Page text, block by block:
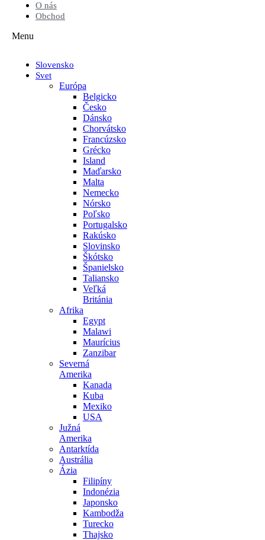
O nás
Obchod
Menu
Slovensko
Svet
Európa
Belgicko
Česko
Dánsko
Chorvátsko
Francúzsko
Grécko
Island
Maďarsko
Malta
Nemecko
Nórsko
Poľsko
Portugalsko
Rakúsko
Slovinsko
Škótsko
Španielsko
Taliansko
Veľká
Británia
Afrika
Egypt
Malawi
Maurícius
Zanzibar
Severná
Amerika
Kanada
Kuba
Mexiko
USA
Južná
Amerika
Antarktída
Austrália
Ázia
Filipíny
Indonézia
Japonsko
Kambodža
Turecko
Thajsko